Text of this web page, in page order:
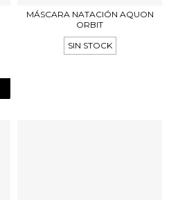
MÁSCARA NATACIÓN AQUON
ORBIT
SIN STOCK